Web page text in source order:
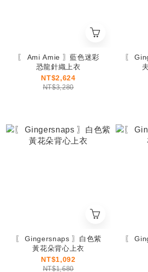
〖 Ami Amie 〗藍色迷彩
恐龍針織上衣
NT$2,624
NT$3,280
〖
〖 Gingersnaps 〗白色紫
黃花朵背心上衣
NT$1,092
NT$1,680
〖